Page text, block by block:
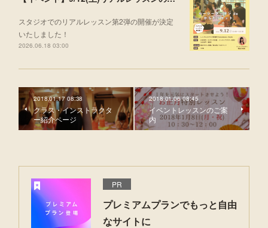
スタジオでのリアルレッスン第2弾の開催が決定
いたしました！
2026.06.18 03:00
2018.01.17 08:38
クラス・インストラクタ
ー紹介ページ
2018.01.06 08:45
イベントレッスンのご案
内
PR
プレミアムプランでもっと自由
なサイトに